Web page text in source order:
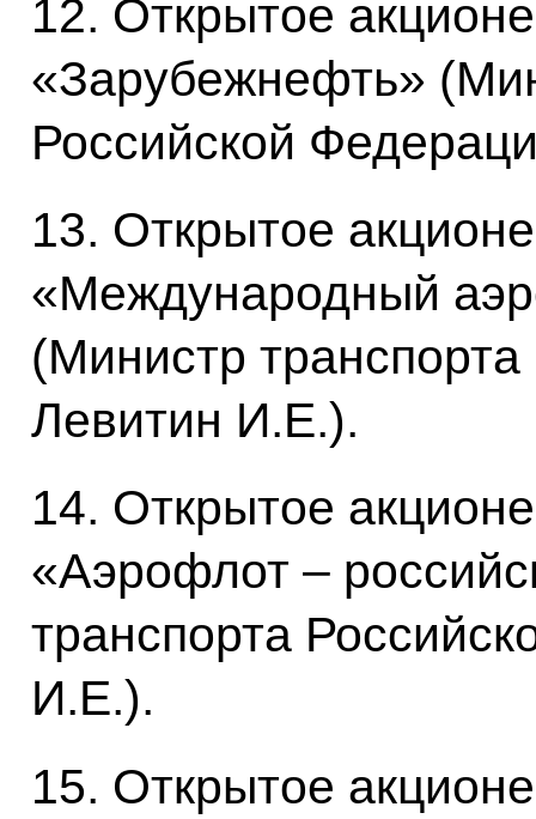
12. Открытое
«Зарубежнефть»
Российской
13. Открытое
«Международный
(Министр
Левитин И.Е.).
14. Открытое
«Аэрофлот –
транспорта
И.Е.).
15. Открытое